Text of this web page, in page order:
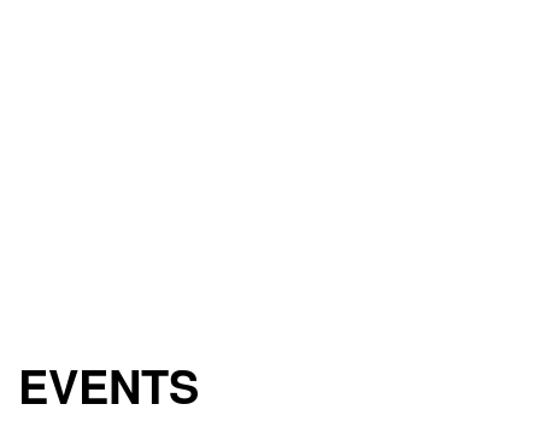
EVENTS